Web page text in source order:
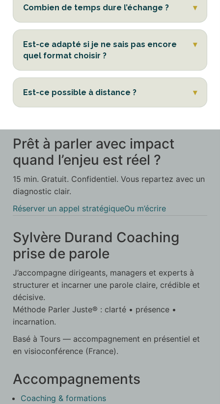
Combien de temps dure l’échange ?
Est-ce adapté si je ne sais pas encore
quel format choisir ?
Est-ce possible à distance ?
Prêt à parler avec impact
quand l’enjeu est réel ?
15 min. Gratuit. Confidentiel. Vous repartez avec un
diagnostic clair.
Réserver un appel stratégiqueOu m’écrire
Sylvère Durand Coaching
prise de parole
J’accompagne dirigeants, managers et experts à
structurer et incarner une parole claire, crédible et
décisive.
Méthode Parler Juste® : clarté • présence •
incarnation.
Basé à Tours — accompagnement en présentiel et
en visioconférence (France).
Accompagnements
Coaching & formations